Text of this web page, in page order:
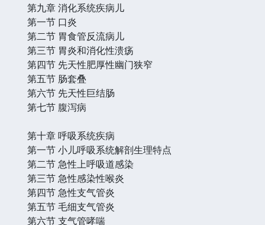
第九章 消化系统疾病儿
第一节 口炎
第二节 胃食管反流病儿
第三节 胃炎和消化性溃疡
第四节 先天性肥厚性幽门狭窄
第五节 肠套叠
第六节 先天性巨结肠
第七节 腹泻病
第十章 呼吸系统疾病
第一节 小儿呼吸系统解剖生理特点
第二节 急性上呼吸道感染
第三节 急性感染性喉炎
第四节 急性支气管炎
第五节 毛细支气管炎
第六节 支气管哮喘